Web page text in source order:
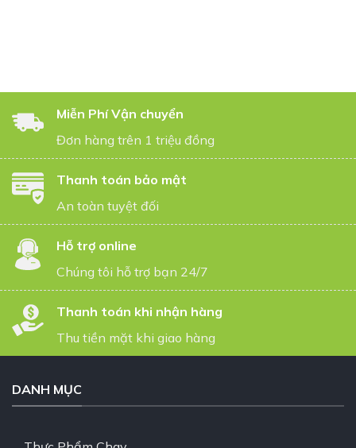
Miễn Phí Vận chuyển
Đơn hàng trên 1 triệu đồng
Thanh toán bảo mật
An toàn tuyệt đối
Hỗ trợ online
Chúng tôi hỗ trợ bạn 24/7
Thanh toán khi nhận hàng
Thu tiền mặt khi giao hàng
DANH MỤC